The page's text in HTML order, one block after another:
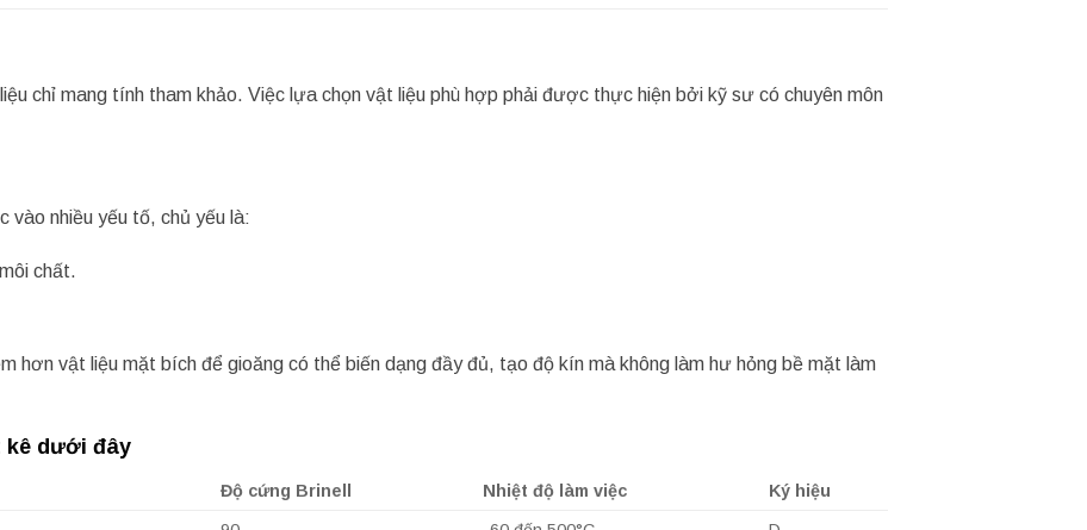
chỉ mang tính tham khảo. Việc lựa chọn vật liệu phù hợp phải được thực hiện bởi kỹ sư có chuyên môn
vào nhiều yếu tố, chủ yếu là:
chất.
hơn vật liệu mặt bích để gioăng có thể biến dạng đầy đủ, tạo độ kín mà không làm hư hỏng bề mặt làm
kê dưới đây
Độ cứng Brinell Nhiệt độ làm việc Ký hiệu